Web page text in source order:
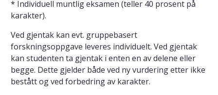
* Individuell muntlig eksamen (teller 40 prosent på
karakter).
Ved gjentak kan evt. gruppebasert
forskningsoppgave leveres individuelt. Ved gjentak
kan studenten ta gjentak i enten en av delene eller
begge. Dette gjelder både ved ny vurdering etter ikke
bestått og ved forbedring av karakter.